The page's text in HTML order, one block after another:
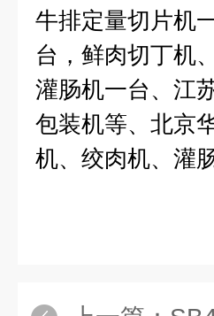
牛排定量切片机
台，鲜肉切丁机
灌肠机一台、江
包装机等、北京
机、绞肉机、灌